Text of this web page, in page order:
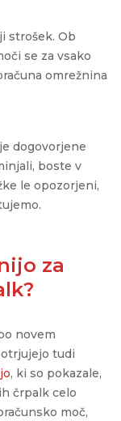
strošek. Ob
se za vsako
omrežnina
dogovorjene
boste v
le opozorjeni,
za
novem
tudi
, ki so pokazale,
črpalk celo
moč,